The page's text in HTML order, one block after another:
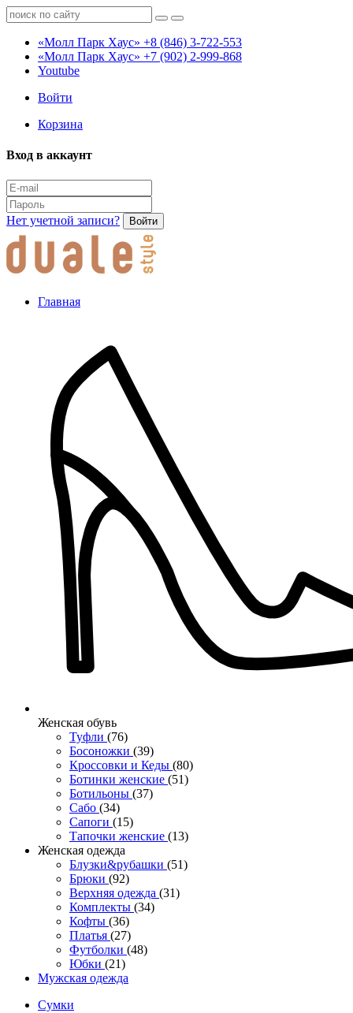
«Молл Парк Хаус» +8 (846) 3-722-553
«Молл Парк Хаус» +7 (902) 2-999-868
Youtube
Войти
Корзина
Вход в аккаунт
Нет учетной записи? Войти
Главная
Женcкая обувь
Туфли (76)
Босоножки (39)
Кроссовки и Кеды (80)
Ботинки женские (51)
Ботильоны (37)
Сабо (34)
Сапоги (15)
Тапочки женские (13)
Женская одежда
Блузки&рубашки (51)
Брюки (92)
Верхняя одежда (31)
Комплекты (34)
Кофты (36)
Платья (27)
Футболки (48)
Юбки (21)
Мужская одежда
Сумки